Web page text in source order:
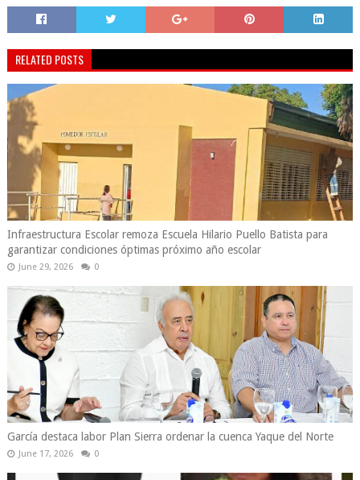
RELATED POSTS
Infraestructura Escolar remoza Escuela Hilario Puello Batista para
garantizar condiciones óptimas próximo año escolar
June 29, 2026 0
García destaca labor Plan Sierra ordenar la cuenca Yaque del Norte
June 17, 2026 0